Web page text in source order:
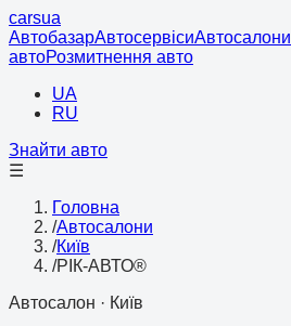
carsua
АвтобазарАвтосервісиАвтосалони
автоРозмитнення авто
UA
RU
Знайти авто
☰
Головна
/Автосалони
/Київ
/РІК-АВТО®
Автосалон · Київ